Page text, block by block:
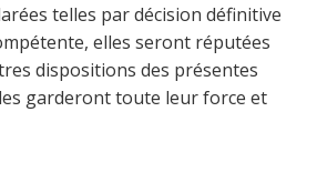
telles par décision définitive
elles seront réputées
dispositions des présentes
garderont toute leur force et